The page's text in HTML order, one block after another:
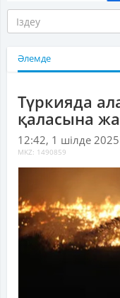
Әлемде
Түркияда
қаласына
12:42, 1 шілде 2025
MKZ: 1490859